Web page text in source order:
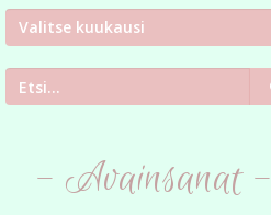
Etsi
- Avainsanat -